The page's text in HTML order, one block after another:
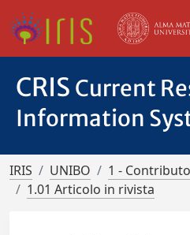
CRIS Current
Information
IRIS UNIBO
1 -
1.01 Articolo in rivista